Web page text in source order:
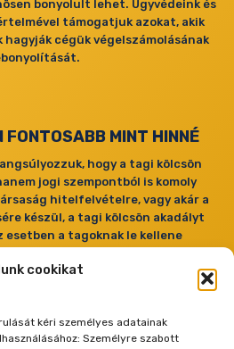
cookikat
kéri személyes adatainak
Személyre szabott
bonyolult lehet. Ügyvédeink és
támogatjuk azokat, akik
hagyják cégük végelszámolásának
FONTOSABB MINT HINNÉ
hogy a tagi kölcsön
jogi szempontból is komoly
hitelfelvételre, vagy akár a
készül, a tagi kölcsön akadályt
esetben a tagoknak le kellene
van szó is.
(kft.) minimális törzstőkéjét
anélkül, hogy elegendő forrást